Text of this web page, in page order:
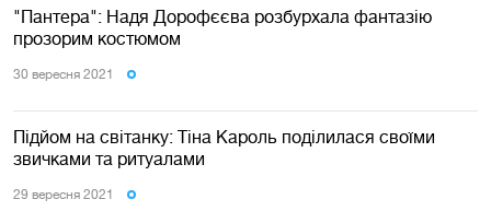
"Пантера": Надя Дорофєєва розбурхала фантазію
прозорим костюмом
30 вересня 2021
Підйом на світанку: Тіна Кароль поділилася своїми
звичками та ритуалами
29 вересня 2021